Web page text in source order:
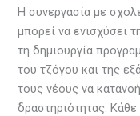
Η συνεργασία με
μπορεί να ενισχύσει
τη δημιουργία
του τζόγου και της
τους νέους να
δραστηριότητας.